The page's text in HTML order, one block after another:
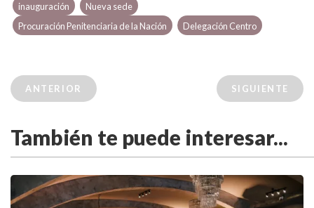
inauguración
Nueva sede
Procuración Penitenciaria de la Nación
Delegación Centro
ANTERIOR SIGUIENTE
También te puede interesar...